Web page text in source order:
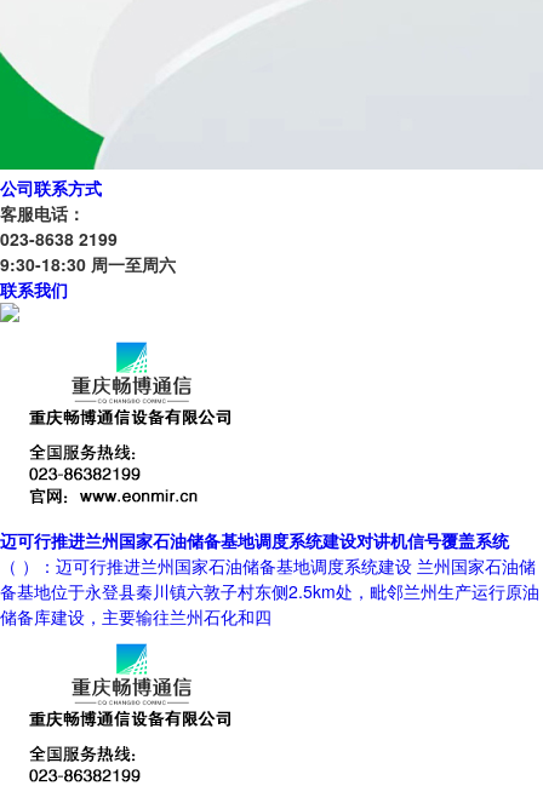
公司联系方式
客服电话：
023-8638 2199
9:30-18:30 周一至周六
联系我们
迈可行推进兰州国家石油储备基地调度系统建设对讲机信号覆盖系统
（ ）：迈可行推进兰州国家石油储备基地调度系统建设 兰州国家石油储
备基地位于永登县秦川镇六敦子村东侧2.5km处，毗邻兰州生产运行原油
储备库建设，主要输往兰州石化和四